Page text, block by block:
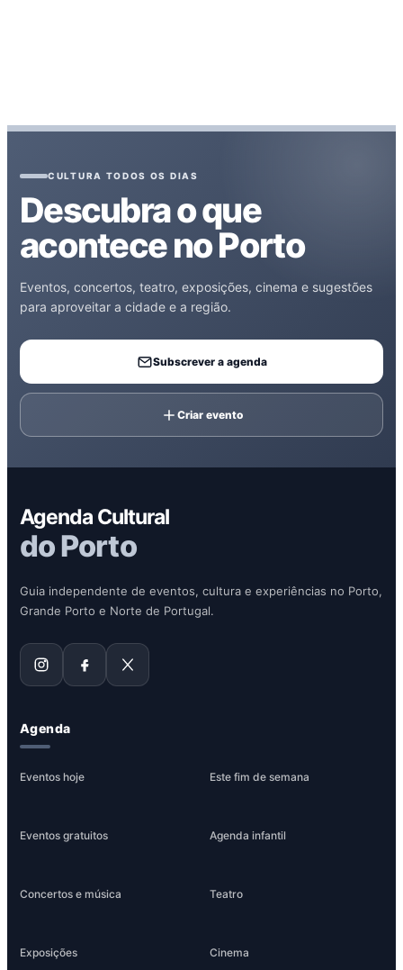
CULTURA TODOS OS DIAS
Descubra o que
acontece no Porto
Eventos, concertos, teatro, exposições, cinema e sugestões
para aproveitar a cidade e a região.
Subscrever a agenda
Criar evento
Agenda Cultural
do Porto
Guia independente de eventos, cultura e experiências no Porto,
Grande Porto e Norte de Portugal.
Agenda
Eventos hoje Este fim de semana
Eventos gratuitos Agenda infantil
Concertos e música Teatro
Exposições Cinema